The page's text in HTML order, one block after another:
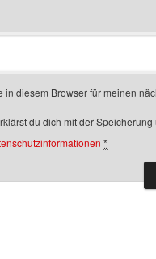
in diesem Browser für meinen
du dich mit der
*